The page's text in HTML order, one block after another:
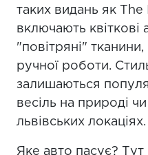
таких видань як
включають квіткові
"повітряні"
ручної роботи.
залишаються
весіль на природі
львівських локаціях.
Яке авто пасує? Тут